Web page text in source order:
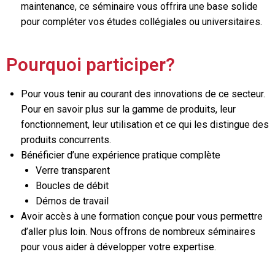
maintenance, ce séminaire vous offrira une base solide
pour compléter vos études collégiales ou universitaires.
Pourquoi participer?
Pour vous tenir au courant des innovations de ce secteur.
Pour en savoir plus sur la gamme de produits, leur
fonctionnement, leur utilisation et ce qui les distingue des
produits concurrents.
Bénéficier d’une expérience pratique complète
Verre transparent
Boucles de débit
Démos de travail
Avoir accès à une formation conçue pour vous permettre
d’aller plus loin. Nous offrons de nombreux séminaires
pour vous aider à développer votre expertise.